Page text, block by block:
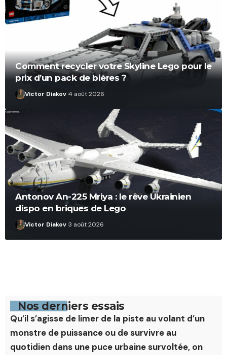
Comment recycler votre Skyline Lego pour le
prix d’un pack de bières ?
Victor Diakov 4 août 2026
Antonov An-225 Mriya : le rêve Ukrainien
dispo en briques de Lego
Victor Diakov 3 août 2026
Nos derniers essais
Qu’il s’agisse de limer de la piste au volant d’un
monstre de puissance ou de survivre au
quotidien dans une puce urbaine survoltée, on